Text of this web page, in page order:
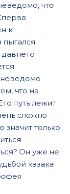
что
к
неведомо
что на
путь лежит
сложно
значит только
Он уже не
казака